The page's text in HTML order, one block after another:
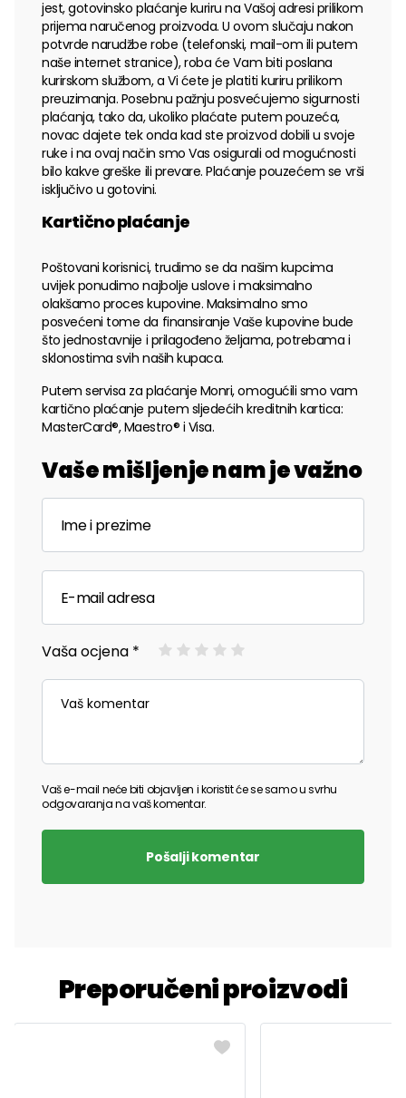
jest, gotovinsko plaćanje kuriru na Vašoj adresi prilikom
prijema naručenog proizvoda. U ovom slučaju nakon
potvrde narudžbe robe (telefonski, mail-om ili putem
naše internet stranice), roba će Vam biti poslana
kurirskom službom, a Vi ćete je platiti kuriru prilikom
preuzimanja. Posebnu pažnju posvećujemo sigurnosti
plaćanja, tako da, ukoliko plaćate putem pouzeća,
novac dajete tek onda kad ste proizvod dobili u svoje
ruke i na ovaj način smo Vas osigurali od mogućnosti
bilo kakve greške ili prevare. Plaćanje pouzećem se vrši
isključivo u gotovini.
Kartično plaćanje
Poštovani korisnici, trudimo se da našim kupcima
uvijek ponudimo najbolje uslove i maksimalno
olakšamo proces kupovine. Maksimalno smo
posvećeni tome da finansiranje Vaše kupovine bude
što jednostavnije i prilagođeno željama, potrebama i
sklonostima svih naših kupaca.
Putem servisa za plaćanje Monri, omogućili smo vam
kartično plaćanje putem sljedećih kreditnih kartica:
MasterCard®, Maestro® i Visa.
Vaše mišljenje nam je važno
Vaša ocjena *
Vaš e-mail neće biti objavljen i koristit će se samo u svrhu
odgovaranja na vaš komentar.
Pošalji komentar
Preporučeni proizvodi